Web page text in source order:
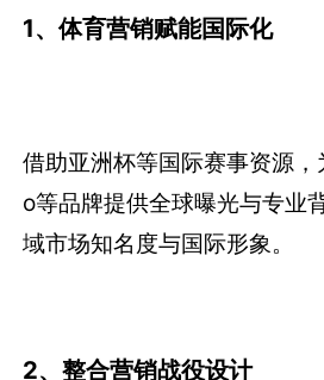
1、体育营销赋能国际化
借助亚洲杯等国际赛事资源
o等品牌提供全球曝光与专业
域市场知名度与国际形象。
2、整合营销战役设计